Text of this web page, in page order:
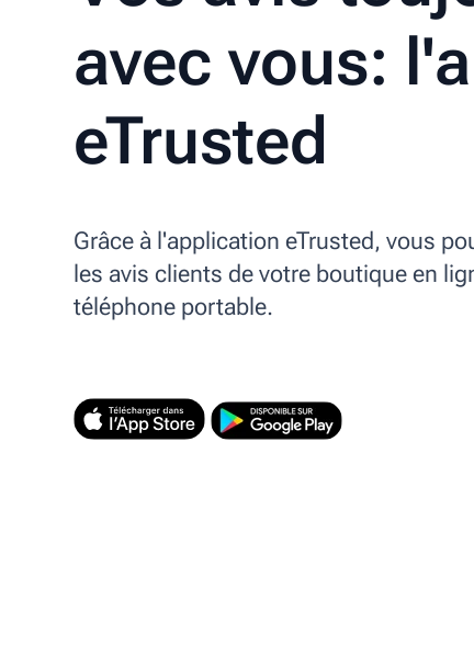
avec vous:
eTrusted
Grâce à l'application eTrusted, vous
les avis clients de votre boutique en
téléphone portable.